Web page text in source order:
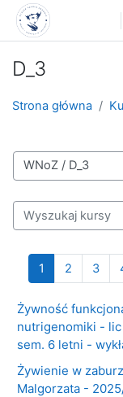
Przejdź do głównej
D_3
Strona główna
Kategorie kursów
Wyszukaj kursy
1 Strona 1
2 Strona 2
3
Żywność
nutrigenomiki -
sem. 6 letni -
Żywienie w
Malgorzata -